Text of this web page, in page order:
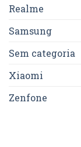
Realme
Samsung
Sem categoria
Xiaomi
Zenfone